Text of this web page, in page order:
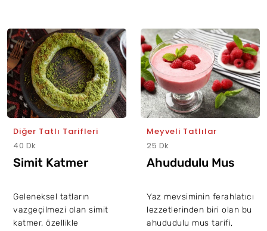
Diğer Tatlı Tarifleri
40 Dk
Simit Katmer
Geleneksel tatların
vazgeçilmezi olan simit
katmer, özellikle
Meyveli Tatlılar
25 Dk
Ahududulu Mus
Yaz mevsiminin ferahlatıcı
lezzetlerinden biri olan bu
ahududulu mus tarifi,